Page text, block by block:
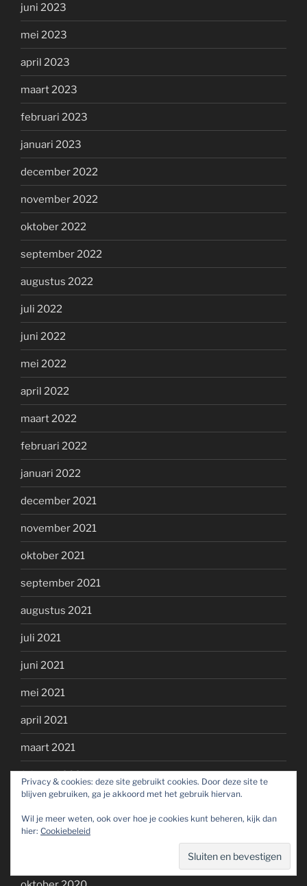
juni 2023
mei 2023
april 2023
maart 2023
februari 2023
januari 2023
december 2022
november 2022
oktober 2022
september 2022
augustus 2022
juli 2022
juni 2022
mei 2022
april 2022
maart 2022
februari 2022
januari 2022
december 2021
november 2021
oktober 2021
september 2021
augustus 2021
juli 2021
juni 2021
mei 2021
april 2021
maart 2021
februari 2021
januari 2021
december 2020
Privacy & cookies: deze site gebruikt cookies. Door deze site te
blijven gebruiken, ga je akkoord met het gebruik hiervan.
Wil je meer weten, ook over hoe je cookies kunt beheren, kijk dan
hier: Cookiebeleid